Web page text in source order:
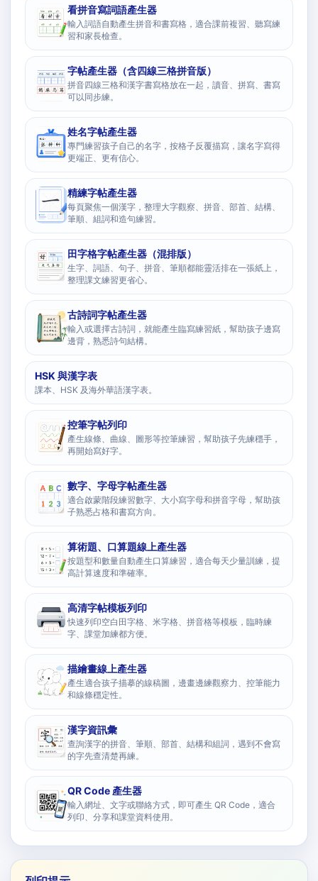
看拼音寫詞語產生器
輸入詞語自動產生拼音和書寫格，適合課前複習、聽寫練
習和家長檢查。
字帖產生器（含四線三格拼音版）
拼音四線三格和漢字書寫格放在一起，讀音、拼寫、書寫
可以同步練。
姓名字帖產生器
專門練習孩子自己的名字，按格子反覆描寫，讓名字寫得
更端正、更有信心。
精練字帖產生器
每頁聚焦一個漢字，整理大字觀察、拼音、部首、結構、
筆順、組詞和造句練習。
田字格字帖產生器（混排版）
生字、詞語、句子、拼音、筆順都能靈活排在一張紙上，
整理課文練習更省心。
古詩詞字帖產生器
輸入或選擇古詩詞，就能產生臨寫練習紙，幫助孩子邊寫
邊背，熟悉詩句結構。
HSK 與漢字表
課本、HSK 及海外華語漢字表。
控筆字帖列印
產生線條、曲線、圖形等控筆練習，幫助孩子先練穩手，
再開始寫好字。
數字、字母字帖產生器
適合啟蒙階段練習數字、大小寫字母和拼音字母，幫助孩
子熟悉占格和書寫方向。
算術題、口算題線上產生器
按題型和數量自動產生口算練習，適合每天少量訓練，提
高計算速度和準確率。
高清字帖模板列印
快速列印空白田字格、米字格、拼音格等模板，臨時練
字、課堂加練都方便。
描繪畫線上產生器
產生適合孩子描摹的線稿圖，邊畫邊練觀察力、控筆能力
和線條穩定性。
漢字資訊彙
查詢漢字的拼音、筆順、部首、結構和組詞，遇到不會寫
的字先查清楚再練。
QR Code 產生器
輸入網址、文字或聯絡方式，即可產生 QR Code，適合
列印、分享和課堂資料使用。